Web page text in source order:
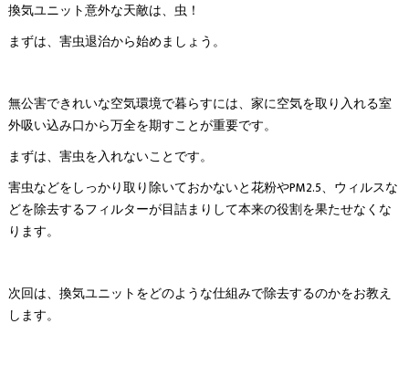
換気ユニット意外な天敵は、虫！
まずは、害虫退治から始めましょう。
無公害できれいな空気環境で暮らすには、家に空気を取り入れる室
外吸い込み口から万全を期すことが重要です。
まずは、害虫を入れないことです。
害虫などをしっかり取り除いておかないと花粉やPM2.5、ウィルスな
どを除去するフィルターが目詰まりして本来の役割を果たせなくな
ります。
次回は、換気ユニットをどのような仕組みで除去するのかをお教え
します。